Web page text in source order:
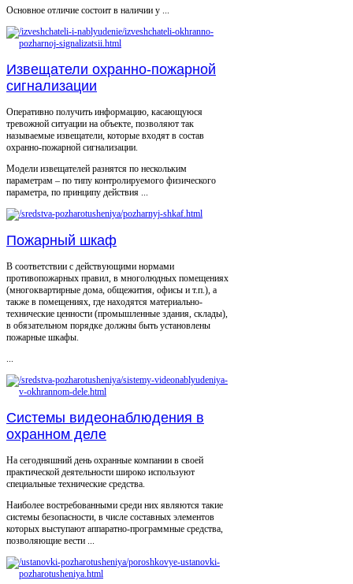
Основное отличие состоит в наличии у ...
Извещатели охранно-пожарной
сигнализации
Оперативно получить информацию, касающуюся
тревожной ситуации на объекте, позволяют так
называемые извещатели, которые входят в состав
охранно-пожарной сигнализации.
Модели извещателей разнятся по нескольким
параметрам – по типу контролируемого физического
параметра, по принципу действия ...
Пожарный шкаф
В соответствии с действующими нормами
противопожарных правил, в многолюдных помещениях
(многоквартирные дома, общежития, офисы и т.п.), а
также в помещениях, где находятся материально-
технические ценности (промышленные здания, склады),
в обязательном порядке должны быть установлены
пожарные шкафы.
...
Системы видеонаблюдения в
охранном деле
На сегодняшний день охранные компании в своей
практической деятельности широко используют
специальные технические средства.
Наиболее востребованными среди них являются такие
системы безопасности, в числе составных элементов
которых выступают аппаратно-программные средства,
позволяющие вести ...